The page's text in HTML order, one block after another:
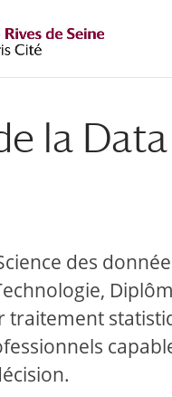
la Data
des
traitement